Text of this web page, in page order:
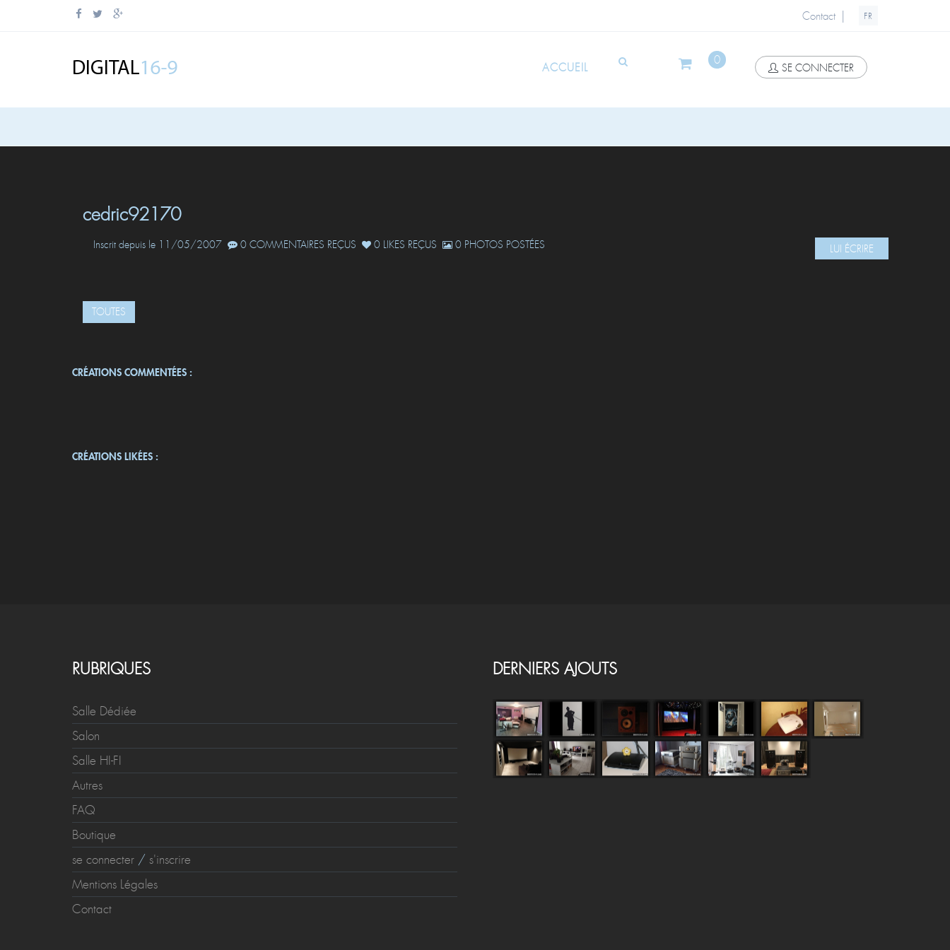
Contact | FR
ACCUEIL
0
SE CONNECTER
cedric92170
Inscrit depuis le 11/05/2007 0 COMMENTAIRES REÇUS 0 LIKES REÇUS 0 PHOTOS POSTÉES LUI ÉCRIRE
TOUTES
CRÉATIONS COMMENTÉES :
CRÉATIONS LIKÉES :
RUBRIQUES
Salle Dédiée
Salon
Salle HI-FI
Autres
FAQ
Boutique
se connecter / s'inscrire
Mentions Légales
Contact
DERNIERS AJOUTS